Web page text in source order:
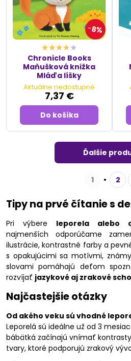
8%
Chronicle Books
Maňušková knižka
Mláďa líšky
Aktuálne nedostupné
7,37 €
Do košíka
Ďalšie
1 2
Tipy na prvé čítanie s
Pri výbere leporela alebo
najmenších odporúčame
ilustrácie, kontrastné farby a
s opakujúcimi sa motívmi,
slovami pomáhajú deťom
rozvíjať jazykové aj zrakové
Najčastejšie otázky
Od akého veku sú vhodné
Leporelá sú ideálne už od 3
bábätká začínajú vnímať
tvary, ktoré podporujú zrakový